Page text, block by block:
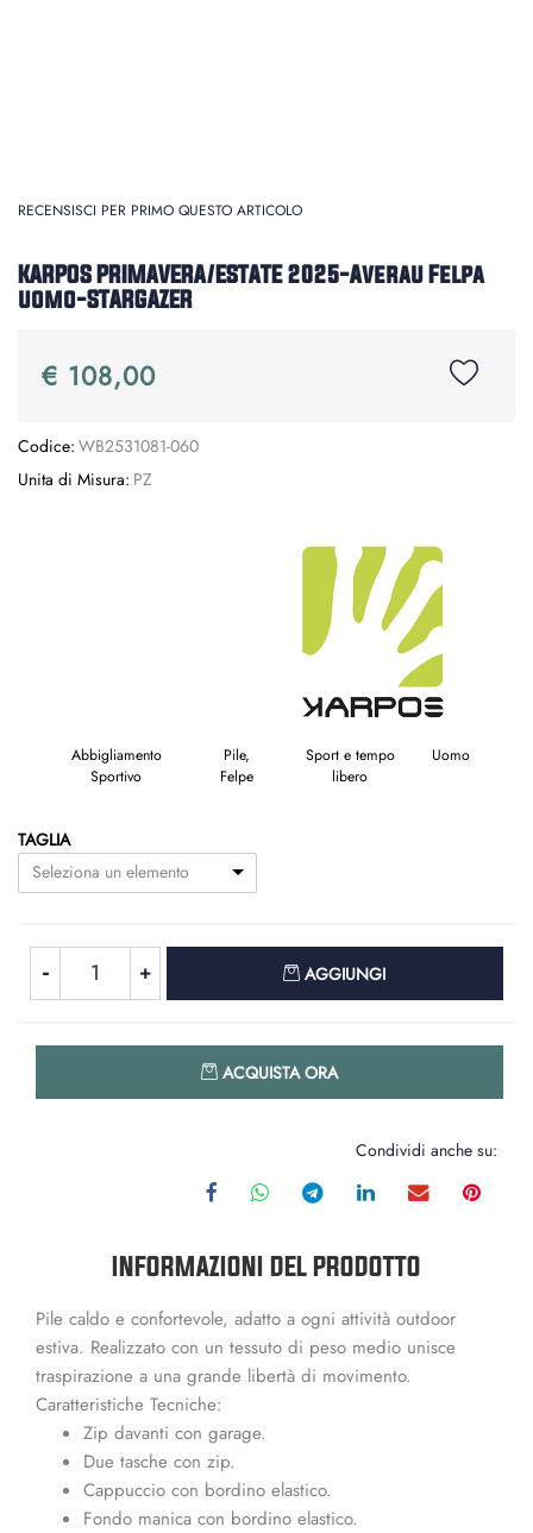
RECENSISCI PER PRIMO QUESTO ARTICOLO
KARPOS PRIMAVERA/ESTATE 2025-Averau Felpa
uomo-STARGAZER
€ 108,00
Codice: WB2531081-060
Unita di Misura: PZ
Abbigliamento
Sportivo
Pile,
Felpe
Sport e tempo
libero
Uomo
TAGLIA
Seleziona un elemento
AGGIUNGI
ACQUISTA ORA
Condividi anche su:
INFORMAZIONI DEL PRODOTTO
Pile caldo e confortevole, adatto a ogni attività outdoor
estiva. Realizzato con un tessuto di peso medio unisce
traspirazione a una grande libertà di movimento.
Caratteristiche Tecniche:
Zip davanti con garage.
Due tasche con zip.
Cappuccio con bordino elastico.
Fondo manica con bordino elastico.